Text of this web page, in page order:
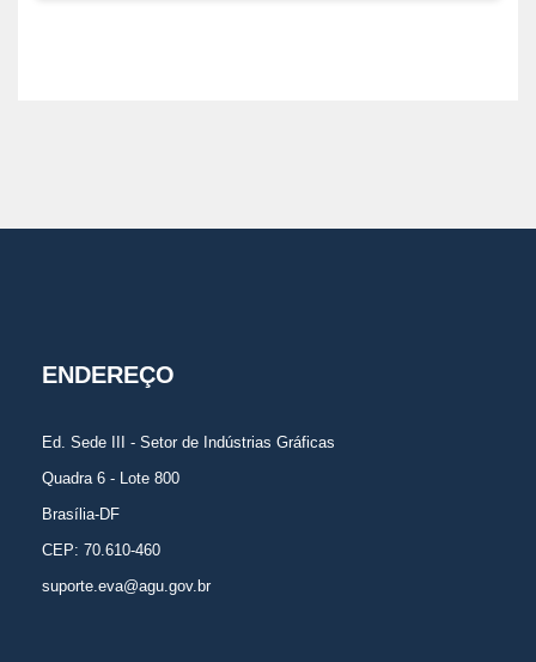
ENDEREÇO
Ed. Sede III - Setor de Indústrias Gráficas
Quadra 6 - Lote 800
Brasília-DF
CEP: 70.610-460
suporte.eva@agu.gov.br